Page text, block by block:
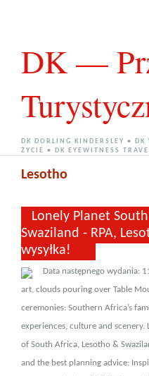
DK —
DK DORLING KINDERSLEY •
ŻYCIE • DK EYEWITNESS
Lesotho
Lonely Planet
Swaziland - RPA,
wysyłka!
Data następnego wydania:
art, clouds pouring over Table
ceremonies: Southern Africa’s
experiences, culture and
of South Africa, Lesotho &
and the best planning advice: